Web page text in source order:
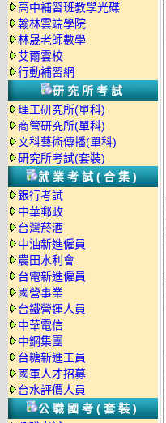
高中補習班教學光碟
翰林雲端學院
林晟老師數學
艾爾雲校
行動補習網
研究所考試
理工研究所(單科)
商管研究所(單科)
文科藝術傳播(單科)
研究所考試(套裝)
就業考試(合集)
銀行考試
中華郵政
台灣菸酒
中油新進僱員
農田水利會
台電新進僱員
國營事業
台鐵營運人員
中華電信
中鋼集團
台糖新進工員
國軍人才招募
台水評價人員
公職國考(套裝)